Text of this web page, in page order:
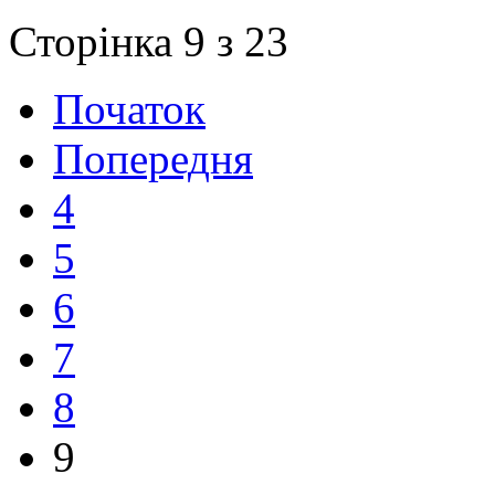
Сторінка 9 з 23
Початок
Попередня
4
5
6
7
8
9